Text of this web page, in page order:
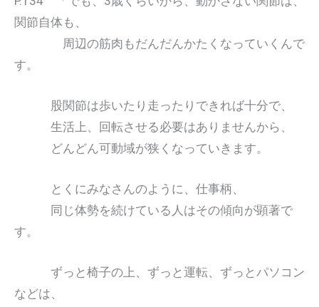
関節自体も、
周辺の筋肉もだんだんかたくなっていくんで
す。
股関節は歩いたり走ったりできれば十分で、
生活上、回転させる必要はありませんから、
どんどん可動域が狭くなっていきます。
とくにみなさんのように、仕事柄、
同じ体勢を続けている人はその傾向が顕著で
す。
ずっと椅子の上、ずっと運転、ずっとパソコン
などは、